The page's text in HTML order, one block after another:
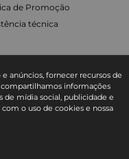
anúncios, fornecer recursos de
informações
de mídia social, publicidade e
o uso de cookies e nossa
de Promoção
técnica
de Maquiagem
e Pés